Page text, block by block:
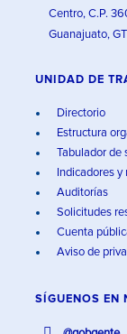
Centro, C.P.
Guanajuato,
UNIDAD DE
Directorio
Estructura
Tabulador de
Indicadores y
Auditorías
Solicitudes
Cuenta
Aviso de
SÍGUENOS EN